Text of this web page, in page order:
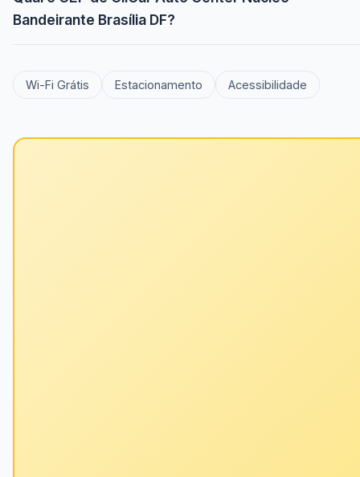
Bandeirante Brasília DF?
Wi-Fi Grátis Estacionamento Acessibilidade